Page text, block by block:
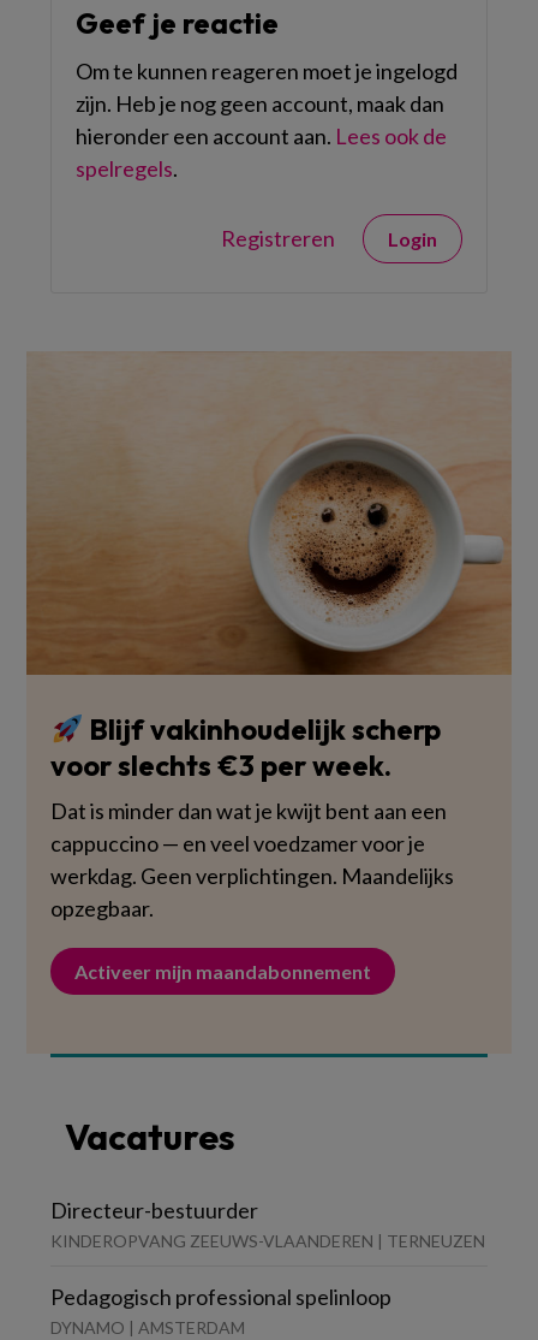
Geef je reactie
Om te kunnen reageren moet je ingelogd
zijn. Heb je nog geen account, maak dan
hieronder een account aan. Lees ook de
spelregels.
Registreren Login
Blijf vakinhoudelijk scherp
voor slechts €3 per week.
Dat is minder dan wat je kwijt bent aan een
cappuccino — en veel voedzamer voor je
werkdag. Geen verplichtingen. Maandelijks
opzegbaar.
Activeer mijn maandabonnement
Vacatures
Directeur-bestuurder
KINDEROPVANG ZEEUWS-VLAANDEREN | TERNEUZEN
Pedagogisch professional spelinloop
DYNAMO | AMSTERDAM